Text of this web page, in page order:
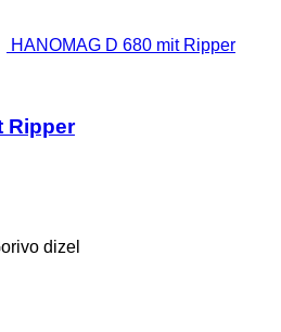
HANOMAG D 680 mit Ripper
Ripper
dizel